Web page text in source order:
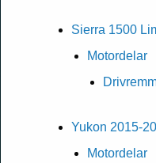
Sierra 1500
Motordelar
Yukon 2015-
Motordelar